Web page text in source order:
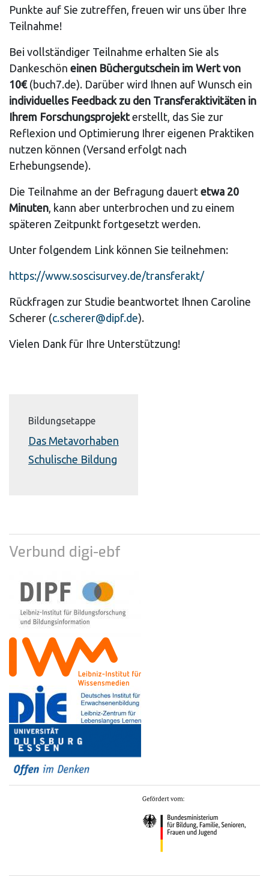
Punkte auf Sie zutreffen, freuen wir uns über Ihre
Teilnahme!
Bei vollständiger Teilnahme erhalten Sie als
Dankeschön einen Büchergutschein im Wert von
10€ (buch7.de). Darüber wird Ihnen auf Wunsch ein
individuelles Feedback zu den Transferaktivitäten in
Ihrem Forschungsprojekt erstellt, das Sie zur
Reflexion und Optimierung Ihrer eigenen Praktiken
nutzen können (Versand erfolgt nach
Erhebungsende).
Die Teilnahme an der Befragung dauert etwa 20
Minuten , kann aber unterbrochen und zu einem
späteren Zeitpunkt fortgesetzt werden.
Unter folgendem Link können Sie teilnehmen:
https://www.soscisurvey.de/transferakt/
Rückfragen zur Studie beantwortet Ihnen Caroline
Scherer (c.scherer@dipf.de).
Vielen Dank für Ihre Unterstützung!
Bildungsetappe
Das Metavorhaben
Schulische Bildung
Verbund digi-ebf